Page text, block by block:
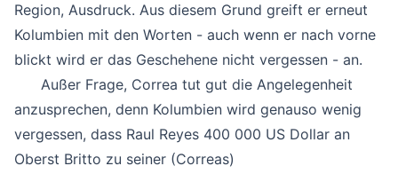
Region, Ausdruck. Aus diesem Grund greift er erneut
Kolumbien mit den Worten - auch wenn er nach vorne
blickt wird er das Geschehene nicht vergessen - an.
Außer Frage, Correa tut gut die Angelegenheit
anzusprechen, denn Kolumbien wird genauso wenig
vergessen, dass Raul Reyes 400 000 US Dollar an
Oberst Britto zu seiner (Correas)